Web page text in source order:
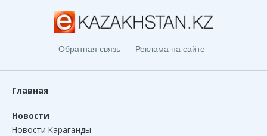
Обратная связь Реклама на сайте
Главная
Новости
Новости Караганды